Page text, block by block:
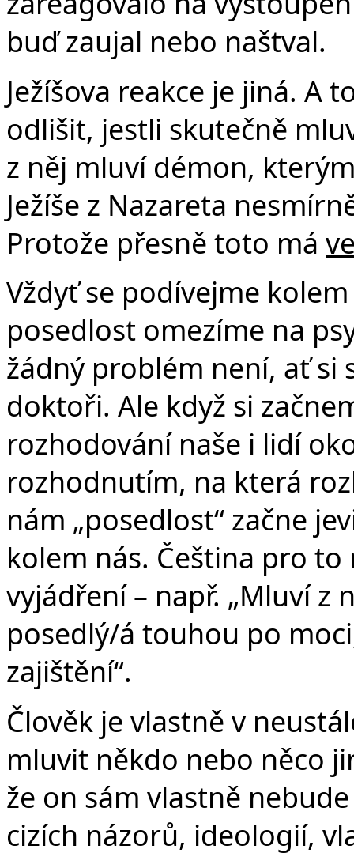
buď zaujal nebo naštval.
Ježíšova reakce je jiná. A
odlišit, jestli skutečně
z něj mluví démon,
Ježíše z Nazareta
Protože přesně toto má
Vždyť se podívejme
posedlost omezíme na
žádný problém není, ať
doktoři. Ale když si
rozhodování naše i lidí
rozhodnutím, na která
nám „posedlost“ začne
kolem nás. Čeština pro
vyjádření – např. „Mluví z
posedlý/á touhou po
zajištění“.
Člověk je vlastně v
mluvit někdo nebo něco
že on sám vlastně
cizích názorů, ideologií,